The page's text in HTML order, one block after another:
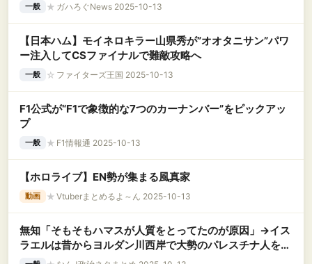
一般 ★ ガハろぐNews 2025-10-13
【日本ハム】モイネロキラー山県秀が”オオタニサン”パワ
ー注入してCSファイナルで難敵攻略へ
一般 ☆ ファイターズ王国 2025-10-13
F1公式が“F1で象徴的な7つのカーナンバー”をピックアッ
プ
一般 ★ F1情報通 2025-10-13
【ホロライブ】EN勢が集まる風真家
動画 ★ Vtuberまとめるよ～ん 2025-10-13
無知「そもそもハマスが人質をとってたのが原因」→イス
ラエルは昔からヨルダン川西岸で大勢のパレスチナ人を不
当拘束、実質人質にしていた